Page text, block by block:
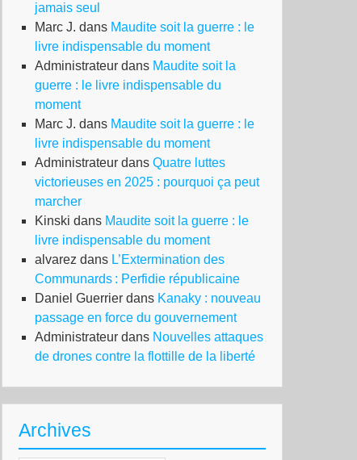
jamais seul
Marc J. dans Maudite soit la guerre : le
livre indispensable du moment
Administrateur dans Maudite soit la
guerre : le livre indispensable du
moment
Marc J. dans Maudite soit la guerre : le
livre indispensable du moment
Administrateur dans Quatre luttes
victorieuses en 2025 : pourquoi ça peut
marcher
Kinski dans Maudite soit la guerre : le
livre indispensable du moment
alvarez dans L’Extermination des
Communards : Perfidie républicaine
Daniel Guerrier dans Kanaky : nouveau
passage en force du gouvernement
Administrateur dans Nouvelles attaques
de drones contre la flottille de la liberté
Archives